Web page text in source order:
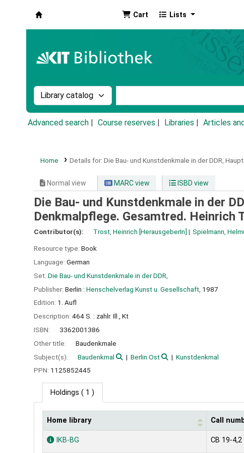
Cart Lists
Search the catalog by:
Advanced search Course reserves Libraries Articles
Home Details for: Die Bau- und Kunstdenkmale in der DDR,
Normal view MARC view ISBD view
Die Bau- und Kunstdenkmale in der
Denkmalpflege. Gesamtred. Heinrich
Contributor(s): Trost, Heinrich [HerausgeberIn] Spielmann,
Resource type: Book
Language: German
Set: Die Bau- und Kunstdenkmale in der DDR,
Publisher: Berlin : Henschelverlag Kunst u. Gesellschaft, 1987
Edition: 1. Aufl
Description: 464 S. : zahlr. Ill., Kt
ISBN:
3362001386
Other title:
Baudenkmale
Subject(s):
Baudenkmal Berlin Ost
Kunstdenkmal
PPN: 1125852445
Holdings ( 1 )
Holdings
Home library Call
IKB-BG CB 19-4,2